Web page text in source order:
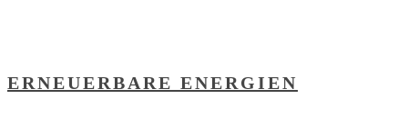
ERNEUERBARE ENERGIEN